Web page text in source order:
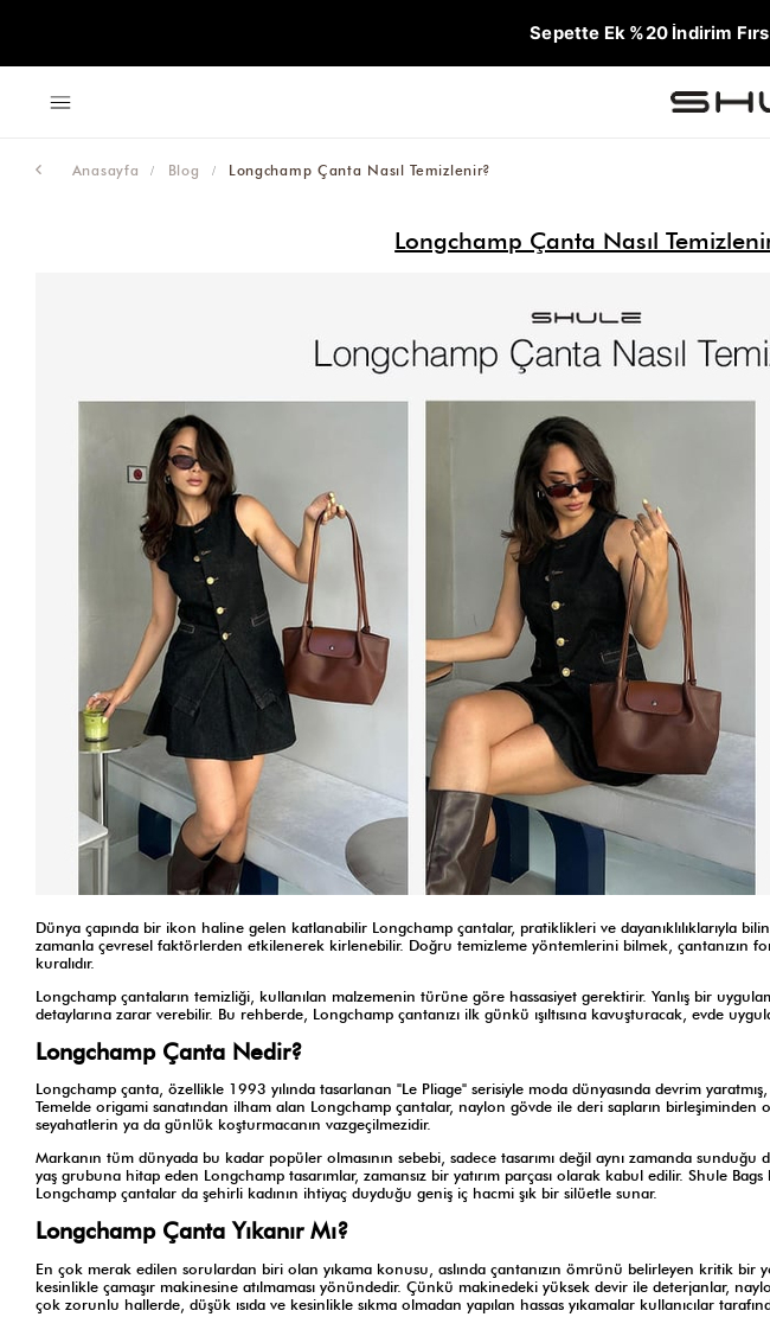
Sepette Ek %20 İndirim
Anasayfa Blog Longchamp Çanta Nasıl Temizlenir?
Longchamp Çanta Nasıl
Dünya çapında bir ikon haline gelen katlanabilir Longchamp çantalar, pratiklikleri ve dayanıklılıklarıyla
zamanla çevresel faktörlerden etkilenerek kirlenebilir. Doğru temizleme yöntemlerini bilmek, çantanızın
kuralıdır.
Longchamp çantaların temizliği, kullanılan malzemenin türüne göre hassasiyet gerektirir. Yanlış bir
detaylarına zarar verebilir. Bu rehberde, Longchamp çantanızı ilk günkü ışıltısına kavuşturacak, evde
Longchamp Çanta Nedir?
Longchamp çanta, özellikle 1993 yılında tasarlanan "Le Pliage" serisiyle moda dünyasında devrim
Temelde origami sanatından ilham alan Longchamp çantalar, naylon gövde ile deri sapların birleşiminden
seyahatlerin ya da günlük koşturmacanın vazgeçilmezidir.
Markanın tüm dünyada bu kadar popüler olmasının sebebi, sadece tasarımı değil aynı zamanda sunduğu
yaş grubuna hitap eden Longchamp tasarımlar, zamansız bir yatırım parçası olarak kabul edilir. Shule
Longchamp çantalar da şehirli kadının ihtiyaç duyduğu geniş iç hacmi şık bir silüetle sunar.
Longchamp Çanta Yıkanır Mı?
En çok merak edilen sorulardan biri olan yıkama konusu, aslında çantanızın ömrünü belirleyen kritik bir
kesinlikle çamaşır makinesine atılmaması yönündedir. Çünkü makinedeki yüksek devir ile deterjanlar,
çok zorunlu hallerde, düşük ısıda ve kesinlikle sıkma olmadan yapılan hassas yıkamalar kullanıcılar